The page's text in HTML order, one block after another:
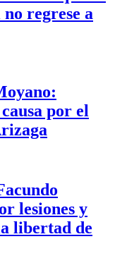
regrese a
por el
lesiones y
libertad de